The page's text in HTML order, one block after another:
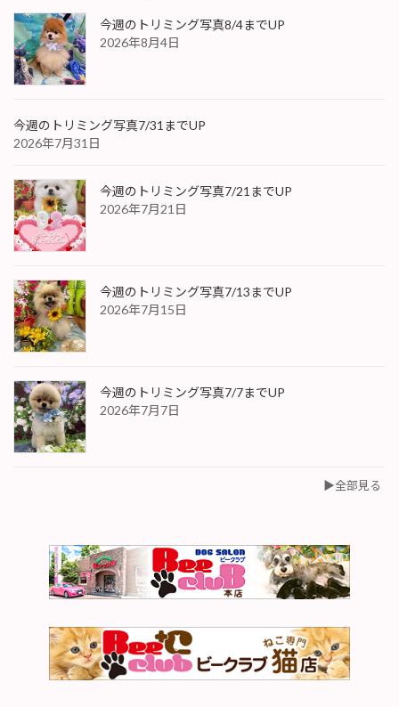
今週のトリミング写真8/4までUP
2026年8月4日
今週のトリミング写真7/31までUP
2026年7月31日
今週のトリミング写真7/21までUP
2026年7月21日
今週のトリミング写真7/13までUP
2026年7月15日
今週のトリミング写真7/7までUP
2026年7月7日
▶︎全部見る